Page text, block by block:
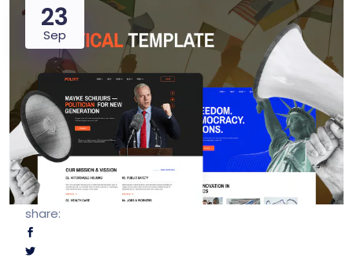
23
Sep
share: